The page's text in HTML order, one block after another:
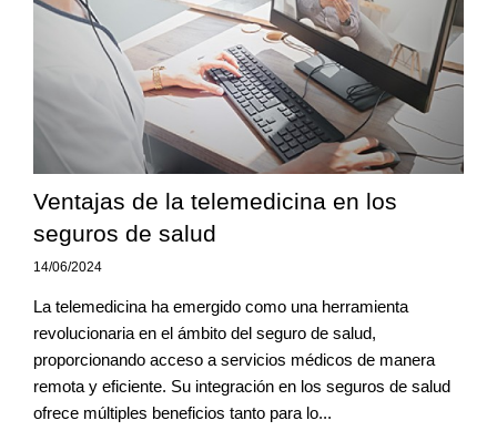
Ventajas de la telemedicina en los
seguros de salud
14/06/2024
La telemedicina ha emergido como una herramienta
revolucionaria en el ámbito del seguro de salud,
proporcionando acceso a servicios médicos de manera
remota y eficiente. Su integración en los seguros de salud
ofrece múltiples beneficios tanto para lo...